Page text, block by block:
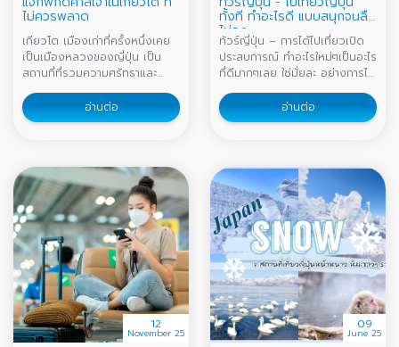
ไม่ควรพลาด
เกียวโต เมืองเก่าที่ครั้งหนึ่งเคย
เป็นเมืองหลวงของญี่ปุ่น เป็น
สถานที่ที่รวมความศรัทธาและ
อ่านต่อ
ทั้งที ทำอะไรดี แบบสนุกจนลืม
ไม่ลง
ทัวร์ญี่ปุ่น – การได้ไปเที่ยวเปิด
ประสบการณ์ ทำอะไรใหม่ๆเป็นอะไร
ที่ดีมากๆเลย ใช่มั่ยละ อย่างการไป
ญี่ปุ่น (Japan) ก็ถือเป็นจุดมุ่ง
หมายของนักท่องเที่ยวทั่วโลกเลย
อ่านต่อ
12
November 25
09
June 25